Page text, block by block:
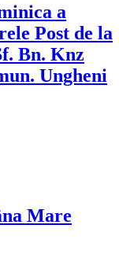
a
Post de la
Bn. Knz
Ungheni
Mare